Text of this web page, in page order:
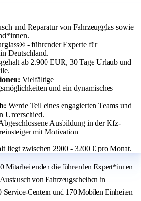
und Reparatur von Fahrzeugglas sowie
- führender Experte für
Deutschland.
ab 2.900 EUR, 30 Tage Urlaub und
Vielfältige
und ein dynamisches
Werde Teil eines engagierten Teams und
Unterschied.
Ausbildung in der Kfz-
mit Motivation.
liegt zwischen 2900 - 3200 € pro Monat.
Mitarbeitenden die führenden Expert*innen
von Fahrzeugscheiben in
Service-Centern und 170 Mobilen Einheiten